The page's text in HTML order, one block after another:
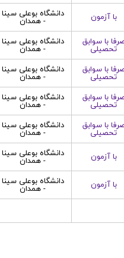
با آزمون دانشگاه بوعلی سینا
- همدان
با سوابق
تحصیلی
دانشگاه بوعلی سینا
- همدان
با سوابق
تحصیلی
دانشگاه بوعلی سینا
- همدان
با سوابق
تحصیلی
دانشگاه بوعلی سینا
- همدان
با سوابق
تحصیلی
دانشگاه بوعلی سینا
- همدان
با آزمون دانشگاه بوعلی سینا
- همدان
با آزمون دانشگاه بوعلی سینا
- همدان